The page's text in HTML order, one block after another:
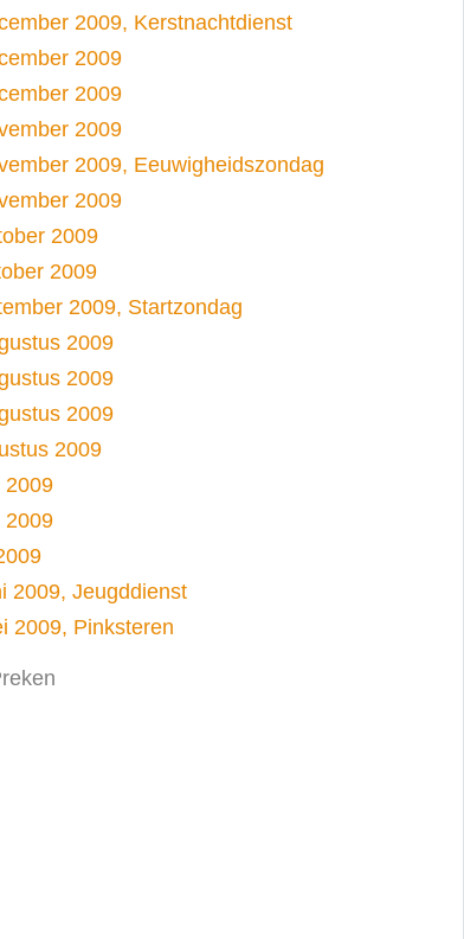
2009, Kerstnachtdienst
2009
2009
2009
2009, Eeuwigheidszondag
2009
2009
2009
2009, Startzondag
2009
2009
2009
2009
2009
2009
2009, Jeugddienst
2009, Pinksteren